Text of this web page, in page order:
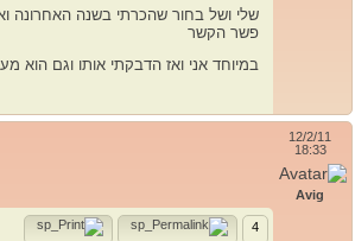
שלי ושל בחור שהכרתי בשנה האחרונה
פשר הקשר
במיוחד אני ואז הדבקתי אותו וגם הוא
12/2/11
18:33
Avig
4